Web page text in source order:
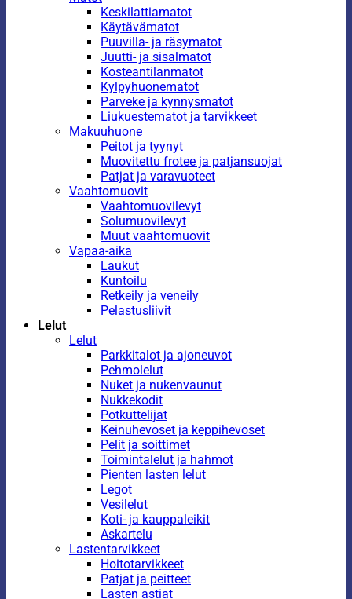
Keskilattiamatot
Käytävämatot
Puuvilla- ja räsymatot
Juutti- ja sisalmatot
Kosteantilanmatot
Kylpyhuonematot
Parveke ja kynnysmatot
Liukuestematot ja tarvikkeet
Makuuhuone
Peitot ja tyynyt
Muovitettu frotee ja patjansuojat
Patjat ja varavuoteet
Vaahtomuovit
Vaahtomuovilevyt
Solumuovilevyt
Muut vaahtomuovit
Vapaa-aika
Laukut
Kuntoilu
Retkeily ja veneily
Pelastusliivit
Lelut
Lelut
Parkkitalot ja ajoneuvot
Pehmolelut
Nuket ja nukenvaunut
Nukkekodit
Potkuttelijat
Keinuhevoset ja keppihevoset
Pelit ja soittimet
Toimintalelut ja hahmot
Pienten lasten lelut
Legot
Vesilelut
Koti- ja kauppaleikit
Askartelu
Lastentarvikkeet
Hoitotarvikkeet
Patjat ja peitteet
Lasten astiat